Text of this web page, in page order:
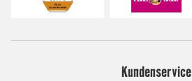
Kundenservice